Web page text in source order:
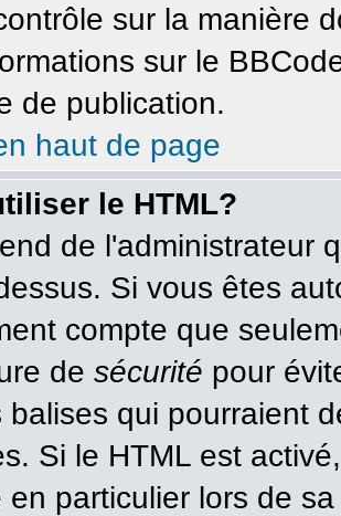
sur la manière
sur le
de publication.
haut de page
le HTML?
de l'administrateur
Si vous êtes
compte que
de sécurité pour
balises qui pourraient
Si le HTML est
en particulier lors de